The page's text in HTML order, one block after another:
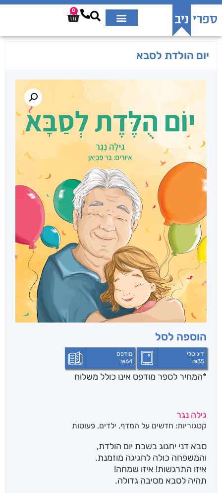
0
יום הולדת לסבא
הוספה לסל
דיגיטלי
₪35
מודפס
₪64
*המחיר לספר מודפס אינו כולל משלוח
גילה נגר
קטגוריות: חדשים על המדף, ילדים, פעוטות
סבא דני יחגוג בשבת יום הולדת,
והמשפחה כולה לחגיגה מוזמנת.
איזו התרגשות! איזו שמחה!
תהיה לסבא מסיבה גדולה.